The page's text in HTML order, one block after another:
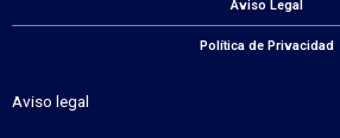
Aviso Legal
Política de Privacidad
Aviso legal